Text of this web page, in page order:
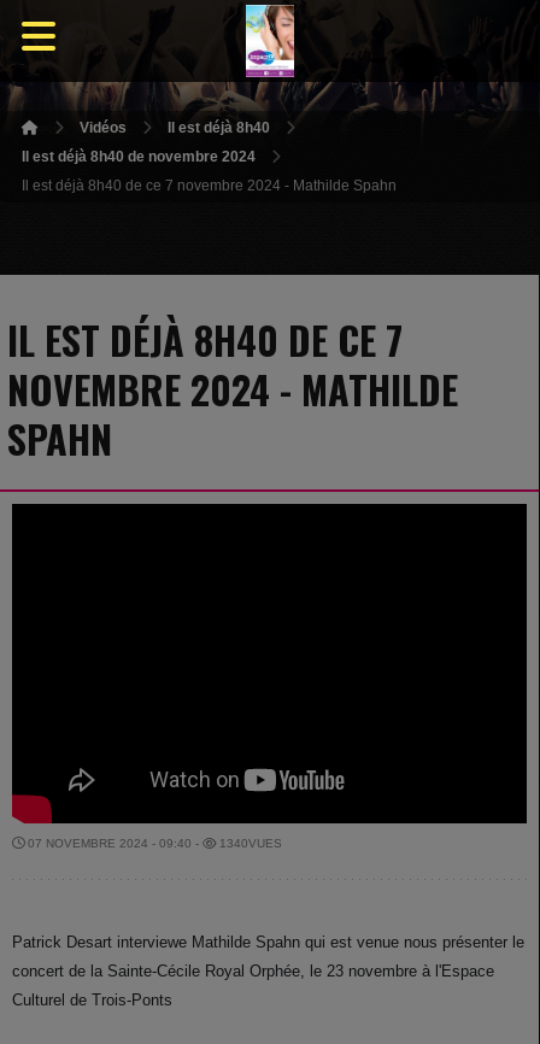
Vidéos
Il est déjà 8h40
Il est déjà 8h40 de novembre 2024
Il est déjà 8h40 de ce 7 novembre 2024 - Mathilde Spahn
IL EST DÉJÀ 8H40 DE CE 7
NOVEMBRE 2024 - MATHILDE
SPAHN
07 NOVEMBRE 2024 - 09:40 - 1340VUES
Patrick Desart interviewe Mathilde Spahn qui est venue nous présenter le
concert de la Sainte-Cécile Royal Orphée, le 23 novembre à l'Espace
Culturel de Trois-Ponts